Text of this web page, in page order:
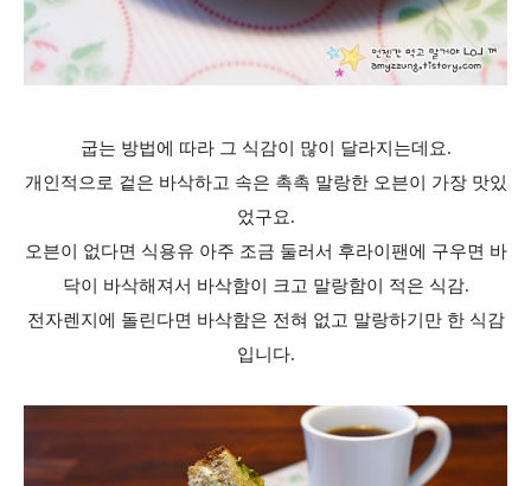
굽는 방법에 따라 그 식감이 많이 달라지는데요.
개인적으로 겉은 바삭하고 속은 촉촉 말랑한 오븐이 가장 맛있
었구요.
오븐이 없다면 식용유 아주 조금 둘러서 후라이팬에 구우면 바
닥이 바삭해져서 바삭함이 크고 말랑함이 적은 식감.
전자렌지에 돌린다면 바삭함은 전혀 없고 말랑하기만 한 식감
입니다.